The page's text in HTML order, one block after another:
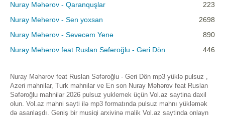
Nuray Məhərov - Qaranquşlar
223
Nuray Meherov - Sen yoxsan
2698
Nuray Məhərov - Sevəcəm Yenə
890
Nuray Məhərov feat Ruslan Səfəroğlu - Geri Dön
446
Nuray Məhərov feat Ruslan Səfəroğlu - Geri Dön mp3 yüklə pulsuz ,
Azeri mahnilar, Turk mahnilar ve En son Nuray Məhərov feat Ruslan
Səfəroğlu mahnilar 2026 pulsuz yuklemek üçün Vol.az saytina daxil
olun. Vol.az mahni sayti ilə mp3 formatında pulsuz mahnı yükləmək
də asanlaşdı. Geniş bir musiqi arxivinə malik Vol.az saytinda onlayn